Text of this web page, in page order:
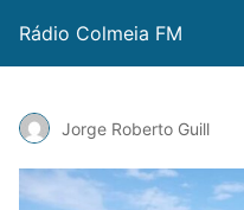
Rádio Colmeia FM
Jorge Roberto Guill